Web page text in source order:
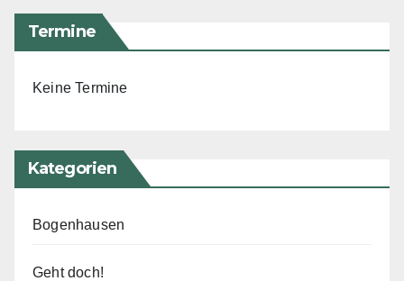
Termine
Keine Termine
Kategorien
Bogenhausen
Geht doch!